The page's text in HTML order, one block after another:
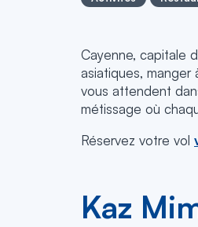
Cayenne, capitale
asiatiques, manger
vous attendent
métissage où
Réservez votre vol
Kaz